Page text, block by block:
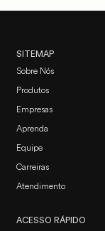
SITEMAP
Sobre Nós
Produtos
Empresas
Aprenda
Equipe
Carreiras
Atendimento
ACESSO RÁPIDO